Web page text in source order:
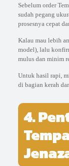
Sebelum order
sudah pegang
prosesnya cepat
Kalau mau lebih
model), lalu
mulus dan minim
Untuk hasil rapi,
di bagian kerah
4.